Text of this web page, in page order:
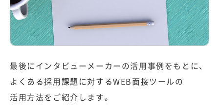
最後にインタビューメーカーの活用事例をもとに、
よくある採用課題に対するWEB面接ツールの
活用方法をご紹介します。